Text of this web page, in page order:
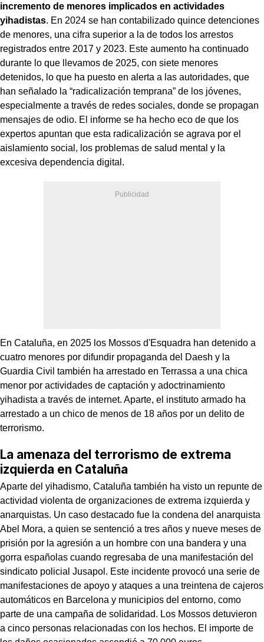
incremento de menores implicados en actividades
yihadistas. En 2024 se han contabilizado quince detenciones
de menores, una cifra superior a la de todos los arrestos
registrados entre 2017 y 2023. Este aumento ha continuado
durante lo que llevamos de 2025, con siete menores
detenidos, lo que ha puesto en alerta a las autoridades, que
han señalado la “radicalización temprana” de los jóvenes,
especialmente a través de redes sociales, donde se propagan
mensajes de odio. El informe se ha hecho eco de que los
expertos apuntan que esta radicalización se agrava por el
aislamiento social, los problemas de salud mental y la
excesiva dependencia digital.
En Cataluña, en 2025 los Mossos d'Esquadra han detenido a
cuatro menores por difundir propaganda del Daesh y la
Guardia Civil también ha arrestado en Terrassa a una chica
menor por actividades de captación y adoctrinamiento
yihadista a través de internet. Aparte, el instituto armado ha
arrestado a un chico de menos de 18 años por un delito de
terrorismo.
La amenaza del terrorismo de extrema
izquierda en Cataluña
Aparte del yihadismo, Cataluña también ha visto un repunte de
actividad violenta de organizaciones de extrema izquierda y
anarquistas. Un caso destacado fue la condena del anarquista
Abel Mora, a quien se sentenció a tres años y nueve meses de
prisión por la agresión a un hombre con una bandera y una
gorra españolas cuando regresaba de una manifestación del
sindicato policial Jusapol. Este incidente provocó una serie de
manifestaciones de apoyo y ataques a una treintena de cajeros
automáticos en Barcelona y municipios del entorno, como
parte de una campaña de solidaridad. Los Mossos detuvieron
a cinco personas relacionadas con los hechos. El importe de